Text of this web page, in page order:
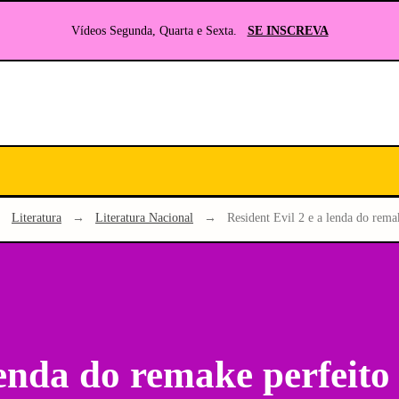
Vídeos Segunda, Quarta e Sexta. SE INSCREVA
e
RPG
Literatura → Literatura Nacional → Resident Evil 2 e a lenda do
do remake perfeito